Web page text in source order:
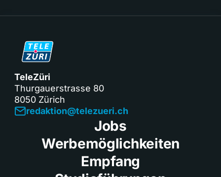
TeleZüri
Thurgauerstrasse 80
8050 Zürich
redaktion@telezueri.ch
Jobs
Werbemöglichkeiten
Empfang